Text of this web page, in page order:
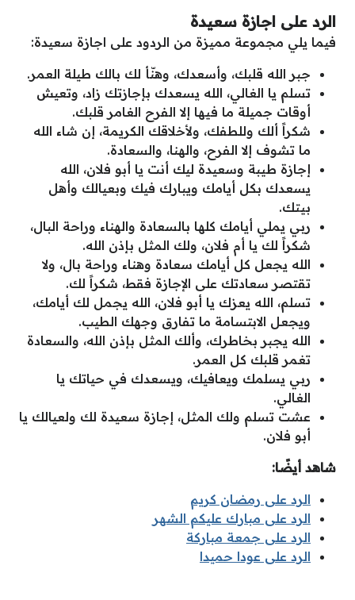
الرد على اجازة سعيدة
فيما يلي مجموعة مميزة من الردود على اجازة سعيدة:
جبر الله قلبك، وأسعدك، وهنّأ لك بالك طيلة العمر.
تسلم يا الغالي، الله يسعدك بإجازتك زاد، وتعيش
أوقات جميلة ما فيها إلا الفرح الغامر قلبك.
شكراً ألك وللطفك، ولأخلاقك الكريمة، إن شاء الله
ما تشوف إلا الفرح، والهنا، والسعادة.
إجازة طيبة وسعيدة ليك أنت يا أبو فلان، الله
يسعدك بكل أيامك ويبارك فيك وبعيالك وأهل
بيتك.
ربي يملي أيامك كلها بالسعادة والهناء وراحة البال،
شكراً لك يا أم فلان، ولك المثل بإذن الله.
الله يجعل كل أيامك سعادة وهناء وراحة بال، ولا
تقتصر سعادتك على الإجازة فقط، شكراً لك.
تسلم، الله يعزك يا أبو فلان، الله يجمل لك أيامك،
ويجعل الابتسامة ما تفارق وجهك الطيب.
الله يجبر بخاطرك، وألك المثل بإذن الله، والسعادة
تغمر قلبك كل العمر.
ربي يسلمك ويعافيك، ويسعدك في حياتك يا
الغالي.
عشت تسلم ولك المثل، إجازة سعيدة لك ولعيالك يا
أبو فلان.
شاهد أيضًا:
الرد على رمضان كريم
الرد على مبارك عليكم الشهر
الرد على جمعة مباركة
الرد على عودا حميدا